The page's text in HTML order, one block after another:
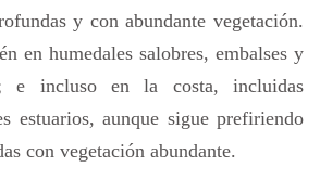
y con abundante vegetación.
en humedales salobres, embalses y
e incluso en la costa, incluidas
estuarios, aunque sigue prefiriendo
con vegetación abundante.